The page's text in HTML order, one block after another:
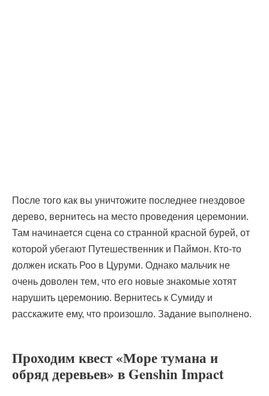
После того как вы уничтожите последнее гнездовое
дерево, вернитесь на место проведения церемонии.
Там начинается сцена со странной красной бурей, от
которой убегают Путешественник и Паймон. Кто-то
должен искать Роо в Цуруми. Однако мальчик не
очень доволен тем, что его новые знакомые хотят
нарушить церемонию. Вернитесь к Сумиду и
расскажите ему, что произошло. Задание выполнено.
Проходим квест «Море тумана и
обряд деревьев» в Genshin Impact